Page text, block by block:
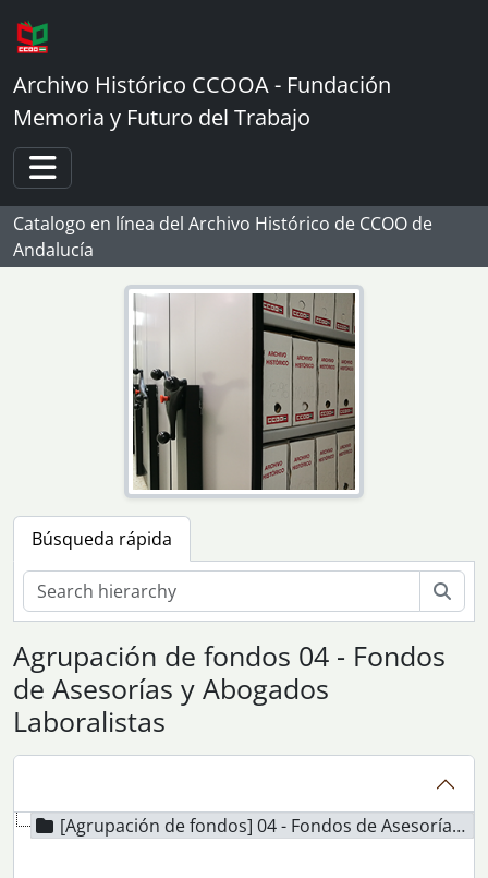
Skip to main content
Archivo Histórico CCOOA - Fundación
Memoria y Futuro del Trabajo
Toggle navigation
Catalogo en línea del Archivo Histórico de CCOO de
Andalucía
Búsqueda rápida
Agrupación de fondos 04 - Fondos
de Asesorías y Abogados
Laboralistas
[Agrupación de fondos] 04 - Fondos de Asesorías y Abogados Laboralistas